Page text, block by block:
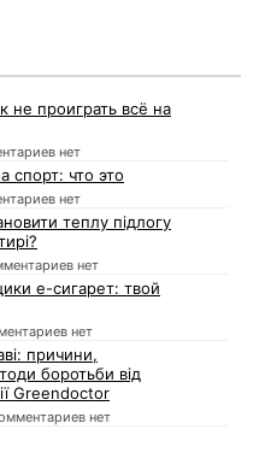
не проиграть всё на
нет
спорт: что это
нет
теплу підлогу
нет
e-сигарет: твой
нет
причини,
боротьби від
Greendoctor
нет